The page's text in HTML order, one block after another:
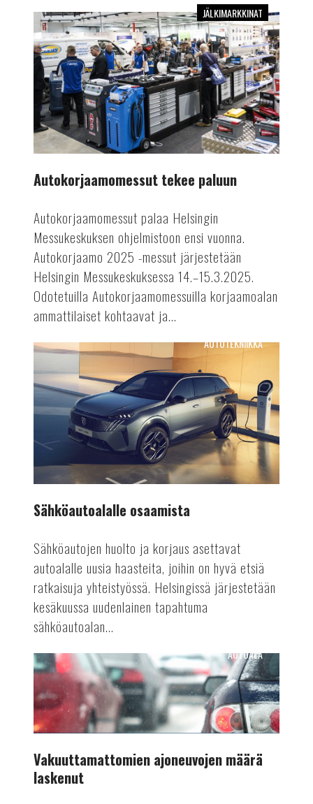
Autokorjaamomessut
tekee
paluun
JÄLKIMARKKINAT
Autokorjaamomessut tekee paluun
Autokorjaamomessut palaa Helsingin
Messukeskuksen ohjelmistoon ensi vuonna.
Autokorjaamo 2025 -messut järjestetään
Helsingin Messukeskuksessa 14.–15.3.2025.
Odotetuilla Autokorjaamomessuilla korjaamoalan
ammattilaiset kohtaavat ja...
Sähköautoalalle
osaamista
AUTOTEKNIIKKA
Sähköautoalalle osaamista
Sähköautojen huolto ja korjaus asettavat
autoalalle uusia haasteita, joihin on hyvä etsiä
ratkaisuja yhteistyössä. Helsingissä järjestetään
kesäkuussa uudenlainen tapahtuma
sähköautoalan...
Vakuuttamattomien
ajoneuvojen
määrä
laskenut
AUTOALA
Vakuuttamattomien ajoneuvojen määrä
laskenut